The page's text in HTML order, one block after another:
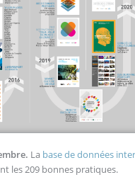
La base de données
les 209 bonnes pratiques.